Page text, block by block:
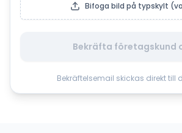
Bifoga bild på typskylt
Bekräfta företagskund
Bekräftelsemail skickas direkt till